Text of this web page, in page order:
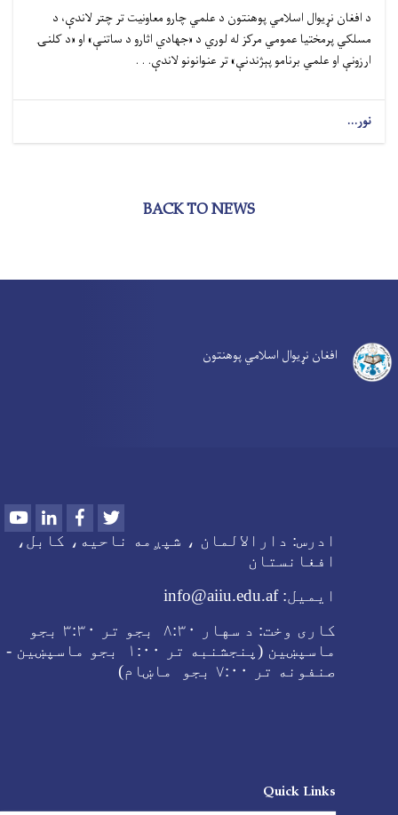
د افغان نړیوال اسلامي پوهنتون د علمي چارو معاونیت تر چتر لاندې، د
مسلکي پرمختیا عمومي مرکز له لوري د «جهادي اثارو د ساتنې» او «د کلنۍ
ارزونې او علمي برنامو پېژندنې» تر عنوانونو لاندې. . .
نور...
BACK TO NEWS
افغان نړیوال اسلامي پوهنتون
YoutubeLinkedInFacebook
ادرس: دارالالمان ، شپږمه ناحیه، کابل،
افغانستان
ایمیل: info@aiiu.edu.af
کاری وخت: د سهار ۸:۳۰ بجو تر
۳:۳۰ بجو
ماسپښین (پنجشنبه تر ۱:۰۰ بجو ماسپښین -
صنفونه تر
۷:۰۰ بجو ماښام )
Quick Links